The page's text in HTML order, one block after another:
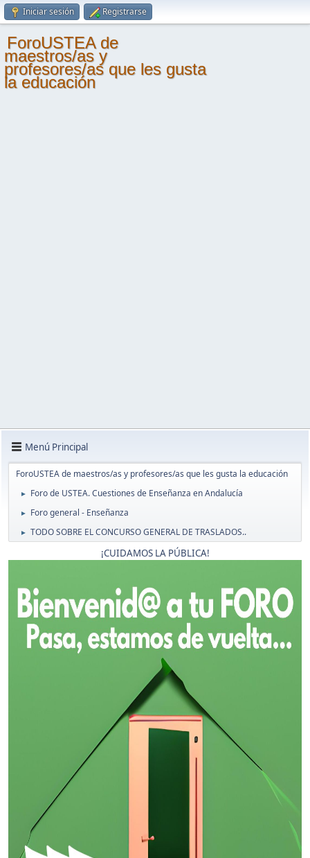
Iniciar sesión Registrarse
ForoUSTEA de
maestros/as y
profesores/as que les gusta
la educación
Menú Principal
ForoUSTEA de maestros/as y profesores/as que les gusta la educación
► Foro de USTEA. Cuestiones de Enseñanza en Andalucía
► Foro general - Enseñanza
► TODO SOBRE EL CONCURSO GENERAL DE TRASLADOS..
¡CUIDAMOS LA PÚBLICA!